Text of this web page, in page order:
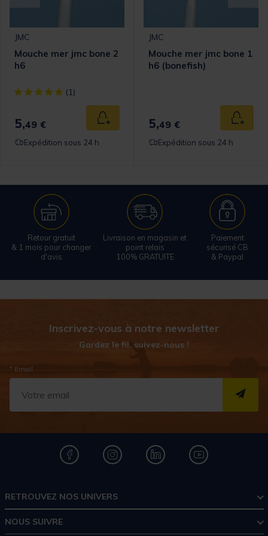
panier
JMC
Mouche mer jmc bone 2
h6
[object Object] out of 5 Customer Rating
(1)
5,49 € Ajouter au panier
Expédition sous 24 h
JMC
Mouche mer jmc bone 1
h6 (bonefish)
5,49 €
Expédition sous 24 h
Retour gratuit
& 1 mois pour changer
d'avis
Livraison en magasin et
point relais
100% GRATUITE
Paiement
sécurisé CB
& Paypal
Inscrivez-vous à notre newsletter
Gardez le fil, suivez-nous !
* Email
RETROUVEZ NOS UNIVERS
NOUS SUIVRE